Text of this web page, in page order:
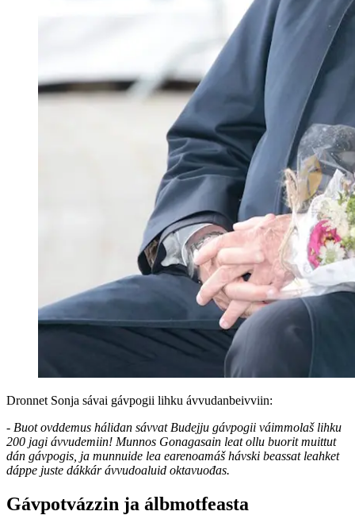
Dronnet Sonja sávai gávpogii lihku ávvudanbeivviin:
- Buot ovddemus hálidan sávvat Budejju gávpogii váimmolaš lihku
200 jagi ávvudemiin! Munnos Gonagasain leat ollu buorit muittut
dán gávpogis, ja munnuide lea earenoamáš hávski beassat leahket
dáppe juste dákkár ávvudoaluid oktavuođas.
Gávpotvázzin ja álbmotfeasta